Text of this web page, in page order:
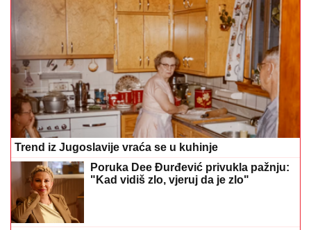
Trend iz Jugoslavije vraća se u kuhinje
Poruka Dee Đurđević privukla pažnju:
"Kad vidiš zlo, vjeruj da je zlo"